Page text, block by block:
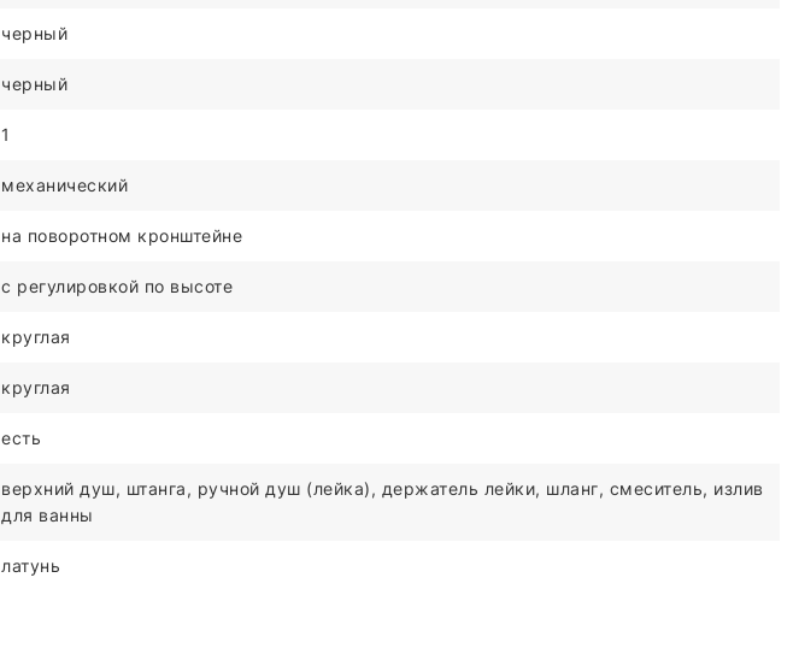
черный
черный
1
механический
на поворотном кронштейне
c регулировкой по высоте
круглая
круглая
есть
верхний душ, штанга, ручной душ (лейка), держатель лейки, шланг, смеситель, излив
для ванны
латунь